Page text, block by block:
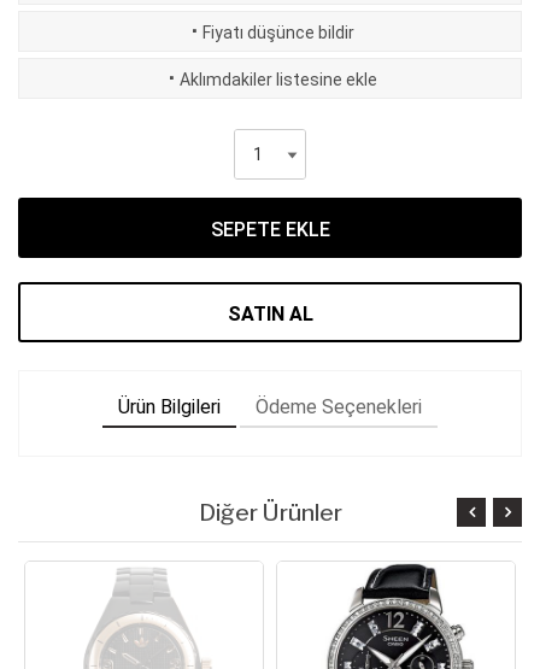
· Fiyatı düşünce bildir
· Aklımdakiler listesine ekle
SEPETE EKLE
SATIN AL
Ürün Bilgileri Ödeme Seçenekleri
Diğer Ürünler